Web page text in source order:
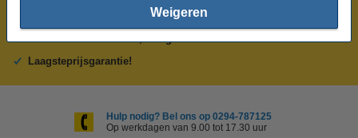
Weigeren
Meer dan 5 miljoen klanten!
Voor 23.59 uur besteld, morgen in huis!
Laagsteprijsgarantie!
Hulp nodig? Bel ons op 0294-787125
Op werkdagen van 9.00 tot 17.30 uur